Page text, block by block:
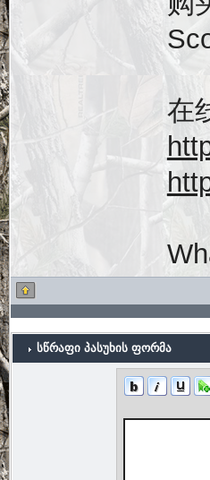
在
სწრაფი პასუხის ფორმა